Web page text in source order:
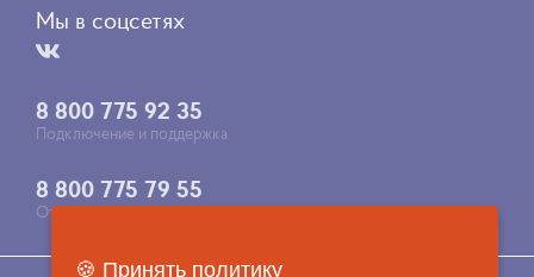
Мы в соцсетях
8 800 775 92 35
Подключение и поддержка
8 800 775 79 55
Отдел продаж
🍪 Принять политику